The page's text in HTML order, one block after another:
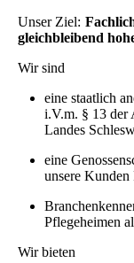
Unser Ziel:
gleichbleibend
Wir sind
eine staatlich
i.V.m. § 13 der
Landes
eine
unsere Kunden
Pflegeheimen
Wir bieten